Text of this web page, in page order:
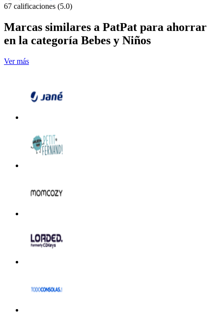
67 calificaciones (5.0)
Marcas similares a PatPat para ahorrar
en la categoría Bebes y Niños
Ver más